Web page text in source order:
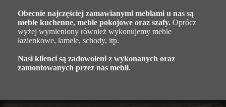
Obecnie najczęściej zamawianymi meblami u nas są
meble kuchenne, meble pokojowe oraz szafy. Oprócz
wyżej wymieniony również wykonujemy meble
łazienkowe, lamele, schody, itp.
Nasi klienci są zadowoleni z wykonanych oraz
zamontowanych przez nas mebli.